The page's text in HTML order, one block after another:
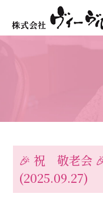
🎉 祝 敬老会
(2025.09.27)